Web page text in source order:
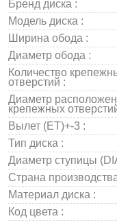
Бренд диска :
Модель диска :
Ширина обода :
Диаметр обода :
Количество
отверстий :
Диаметр
крепежных
Вылет (ET)+-3 :
Тип диска :
Диаметр ступицы
Страна
Материал диска :
Код цвета :